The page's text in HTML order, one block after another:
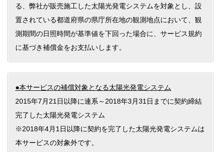
る、弊社が販売施工した太陽光発電システムを対象とし、設
置されている都道府県の県庁所在地の観測地点において、観
測期間の日照時間が基準値を下回った場合に、サービス規約
に基づき補償金をお支払いします。
●本サービスの補償対象となる太陽光発電システム
2015年7月21日以降に連系～2018年3月31日までに契約締結
完了した太陽光発電システム
※2018年4月1日以降に契約を完了した太陽光発電システムは
本サービスの対象外です。